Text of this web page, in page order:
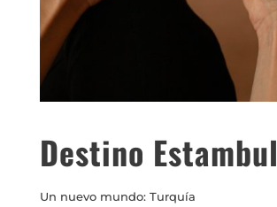
Destino Estambul
Un nuevo mundo: Turquía